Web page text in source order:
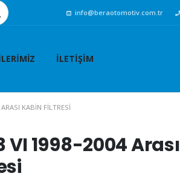
info@beraotomotiv.com.tr
İLETIŞIM
KABIN FILTRESI
VI 1998-2004 Arası